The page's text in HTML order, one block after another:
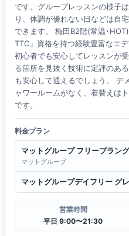
です。グループレッスンの様子
り、体調が優れない日などは自
できます。 梅田B2階(常温･
TTC」資格を持つ経験豊富なエ
初心者でも安心してレッスンが
る箇所を見抜く技術に定評のあ
も安心して通えるでしょう。 デ
ャワールームがなく、着替えは
です。
料金プラン
マットグループ フリープラン
マットグループ
マットグループデイフリー グ
営業時間
平日 9:00〜21:30